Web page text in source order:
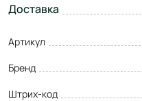
Доставка
Артикул
Бренд
Штрих-код